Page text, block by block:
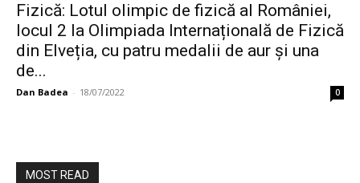
Fizică: Lotul olimpic de fizică al României,
locul 2 la Olimpiada Internațională de Fizică
din Elveția, cu patru medalii de aur și una
de...
Dan Badea - 18/07/2022 0
MOST READ